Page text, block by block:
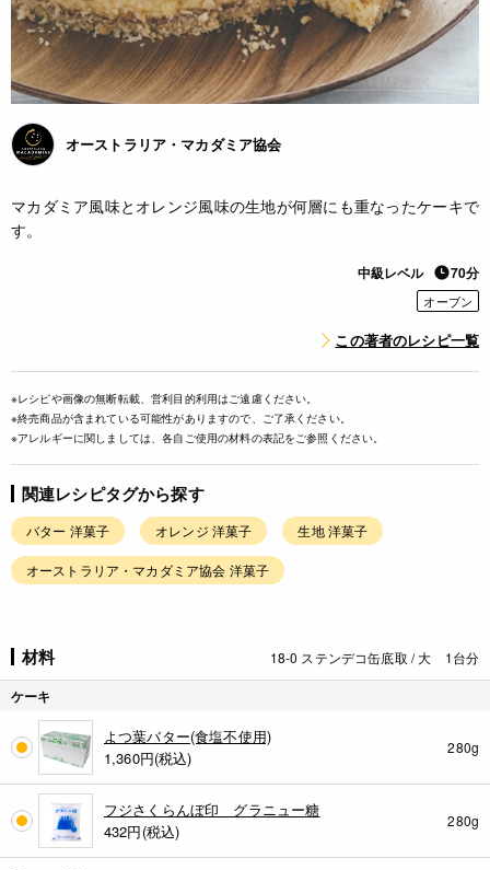
オーストラリア・マカダミア協会
マカダミア風味とオレンジ風味の生地が何層にも重なったケーキで
す。
中級レベル 70分
オーブン
この著者のレシピ一覧
※レシピや画像の無断転載、営利目的利用はご遠慮ください。
※終売商品が含まれている可能性がありますので、ご了承ください。
※アレルギーに関しましては、各自ご使用の材料の表記をご参照ください。
関連レシピタグから探す
バター 洋菓子 オレンジ 洋菓子 生地 洋菓子
オーストラリア・マカダミア協会 洋菓子
材料 18-0 ステンデコ缶底取 / 大 1台分
ケーキ
よつ葉バター(食塩不使用)
1,360円(税込)
280g
フジさくらんぼ印 グラニュー糖
432円(税込)
280g